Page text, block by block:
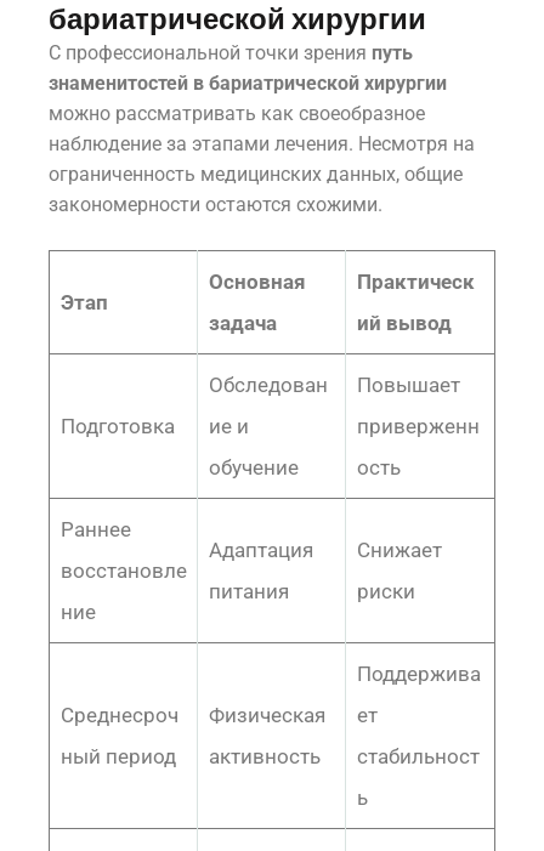
бариатрической хирургии
С профессиональной точки зрения путь
знаменитостей в бариатрической хирургии
можно рассматривать как своеобразное
наблюдение за этапами лечения. Несмотря на
ограниченность медицинских данных, общие
закономерности остаются схожими.
Этап
Основная
задача
Практическ
ий вывод
Подготовка
Обследован
ие и
обучение
Повышает
приверженн
ость
Раннее
восстановле
ние
Адаптация
питания
Снижает
риски
Среднесроч
ный период
Физическая
активность
Поддержива
ет
стабильност
ь